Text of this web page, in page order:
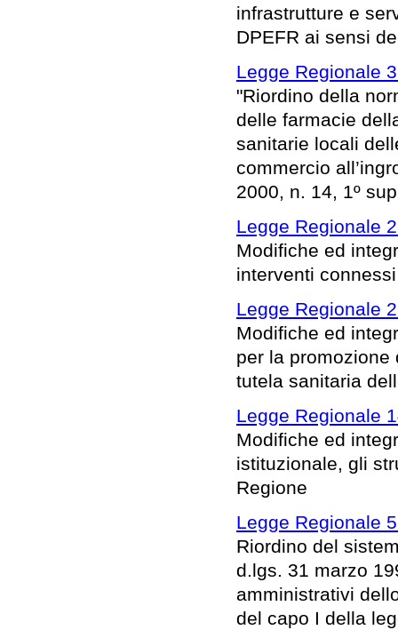
infrastrutture e
DPEFR ai sensi
Legge Regionale
"Riordino della
delle farmacie
sanitarie locali
commercio
2000, n. 14, 1º
Legge Regionale
Modifiche ed
interventi
Legge Regionale
Modifiche ed
per la promozione
tutela sanitaria
Legge Regionale
Modifiche ed
istituzionale, gli
Regione
Legge Regionale
Riordino del
d.lgs. 31 marzo
amministrativi
del capo I della